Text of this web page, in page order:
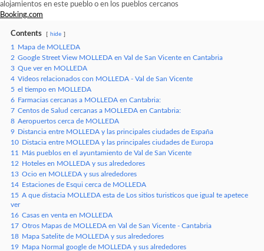
alojamientos en este pueblo o en los pueblos cercanos
Booking.com
Contents hide
1
Mapa de MOLLEDA
2 Google Street View MOLLEDA en Val de San Vicente en Cantabria
3 Que ver en MOLLEDA
4 Vídeos relacionados con MOLLEDA - Val de San Vicente
5 el tiempo en MOLLEDA
6
Farmacias cercanas a MOLLEDA en Cantabria:
7 Centos de Salud cercanas a MOLLEDA en Cantabria:
8 Aeropuertos cerca de MOLLEDA
9
Distancia entre MOLLEDA y las principales ciudades de España
10
Distacia entre MOLLEDA y las principales ciudades de Europa
11
Más pueblos en el ayuntamiento de Val de San Vicente
12
Hoteles en MOLLEDA y sus alrededores
13 Ocio en MOLLEDA y sus alrededores
14
Estaciones de Esqui cerca de MOLLEDA
15 A que distacia MOLLEDA esta de Los sitios turisticos que igual te apetece
ver
16 Casas en venta en MOLLEDA
17 Otros Mapas de MOLLEDA en Val de San Vicente - Cantabria
18
Mapa Satelite de MOLLEDA y sus alrededores
19
Mapa Normal google de MOLLEDA y sus alrededores